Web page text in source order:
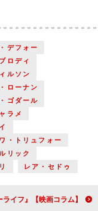
デフォー
ロディ
ルソン
ローナン
ゴダール
ラメ
・トリュフォー
リック
レア・セドゥ
満載の『ゴーストバスターズ／アフターライフ』【映画コラム】